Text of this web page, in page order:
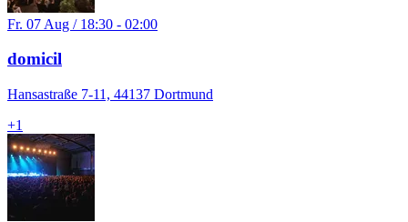
Fr. 07 Aug / 18:30 - 02:00
domicil
Hansastraße 7-11, 44137 Dortmund
+1